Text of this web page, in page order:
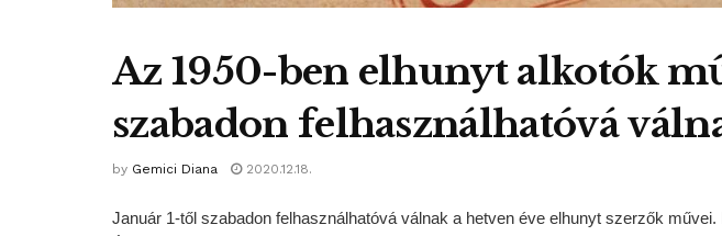
Az 1950-ben elhunyt alkotók
szabadon felhasználhatóvá
by Gemici Diana 2020.12.18.
Január 1-től szabadon felhasználhatóvá válnak a hetven éve elhunyt szerzők